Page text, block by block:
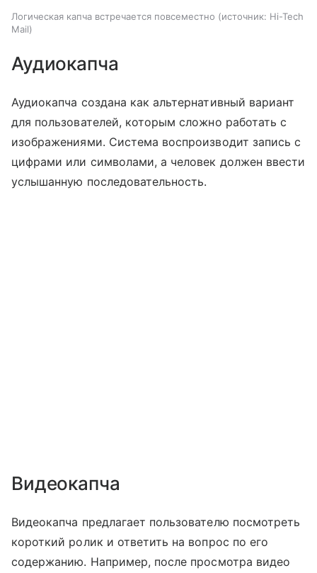
Логическая капча встречается повсеместно источник: Hi-Tech
Mail
Аудиокапча
Аудиокапча создана как альтернативный вариант
для пользователей, которым сложно работать с
изображениями. Система воспроизводит запись с
цифрами или символами, а человек должен ввести
услышанную последовательность.
Видеокапча
Видеокапча предлагает пользователю посмотреть
короткий ролик и ответить на вопрос по его
содержанию. Например, после просмотра видео